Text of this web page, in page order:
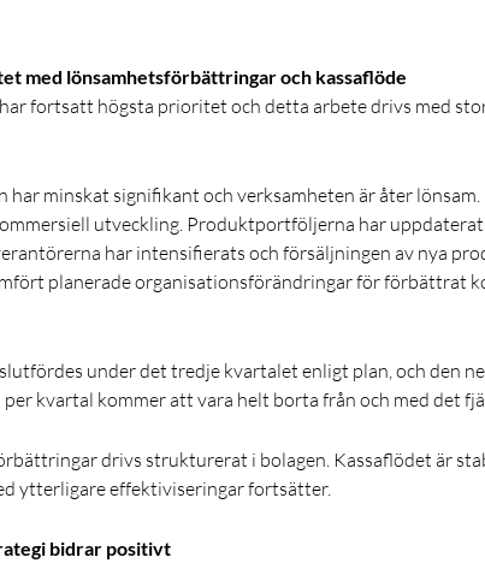
med lönsamhetsförbättringar och kassaflöde
fortsatt högsta prioritet och detta arbete drivs med
har minskat signifikant och verksamheten är åter
utveckling. Produktportföljerna har
har intensifierats och försäljningen av nya
planerade organisationsförändringar för förbättrat
under det tredje kvartalet enligt plan, och den
kvartal kommer att vara helt borta från och med det
drivs strukturerat i bolagen. Kassaflödet är
ytterligare effektiviseringar fortsätter.
bidrar positivt